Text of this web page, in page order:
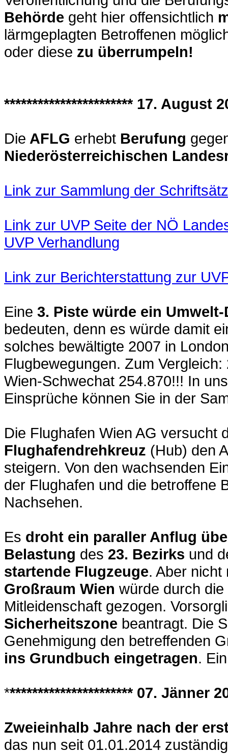
Behörde geht hier offensichtlich
lärmgeplagten Betroffenen
oder diese zu überrumpeln!
*********************** 17. August
Die AFLG erhebt Berufung
Niederösterreichischen
Link zur Sammlung der
Link zur UVP Seite der NÖ
UVP Verhandlung
Link zur Berichterstattung zur
Eine 3. Piste würde ein
bedeuten, denn es würde damit
solches bewältigte 2007 in
Flugbewegungen. Zum
Wien-Schwechat 254.870!!! In
Einsprüche können Sie in der
Die Flughafen Wien AG versucht
Flughafendrehkreuz (Hub) den
steigern. Von den wachsenden
der Flughafen und die betroffene
Nachsehen.
Es droht ein paraller Anflug
Belastung des 23. Bezirks und
startende Flugzeuge. Aber
Großraum Wien würde durch
Mitleidenschaft gezogen.
Sicherheitszone beantragt. Die
Genehmigung den betreffenden
ins Grundbuch eingetragen.
*********************** 07. Jänner
Zweieinhalb Jahre nach der
das nun seit 01.01.2014